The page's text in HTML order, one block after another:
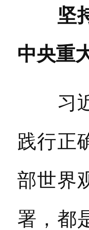
坚
中央重
习近
践行正
部世界
署，都